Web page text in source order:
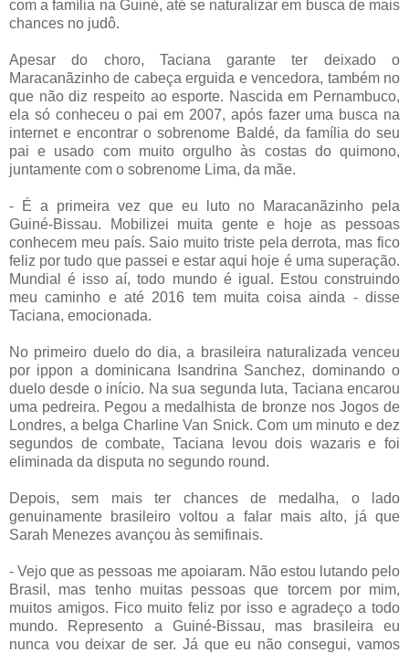
com a família na Guiné, até se naturalizar em busca de mais
chances no judô.
Apesar do choro, Taciana garante ter deixado o
Maracanãzinho de cabeça erguida e vencedora, também no
que não diz respeito ao esporte. Nascida em Pernambuco,
ela só conheceu o pai em 2007, após fazer uma busca na
internet e encontrar o sobrenome Baldé, da família do seu
pai e usado com muito orgulho às costas do quimono,
juntamente com o sobrenome Lima, da mãe.
- É a primeira vez que eu luto no Maracanãzinho pela
Guiné-Bissau. Mobilizei muita gente e hoje as pessoas
conhecem meu país. Saio muito triste pela derrota, mas fico
feliz por tudo que passei e estar aqui hoje é uma superação.
Mundial é isso aí, todo mundo é igual. Estou construindo
meu caminho e até 2016 tem muita coisa ainda - disse
Taciana, emocionada.
No primeiro duelo do dia, a brasileira naturalizada venceu
por ippon a dominicana Isandrina Sanchez, dominando o
duelo desde o início. Na sua segunda luta, Taciana encarou
uma pedreira. Pegou a medalhista de bronze nos Jogos de
Londres, a belga Charline Van Snick. Com um minuto e dez
segundos de combate, Taciana levou dois wazaris e foi
eliminada da disputa no segundo round.
Depois, sem mais ter chances de medalha, o lado
genuinamente brasileiro voltou a falar mais alto, já que
Sarah Menezes avançou às semifinais.
- Vejo que as pessoas me apoiaram. Não estou lutando pelo
Brasil, mas tenho muitas pessoas que torcem por mim,
muitos amigos. Fico muito feliz por isso e agradeço a todo
mundo. Represento a Guiné-Bissau, mas brasileira eu
nunca vou deixar de ser. Já que eu não consegui, vamos